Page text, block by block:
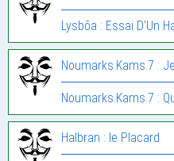
Lysbõa : Essai D’Un
Noumarks.Kams.7 :
Noumarks.Kams.7 :
Halbran : le Placard